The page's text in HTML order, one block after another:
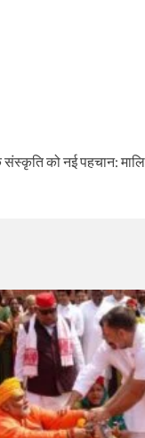
संस्कृति को नई पहचान: